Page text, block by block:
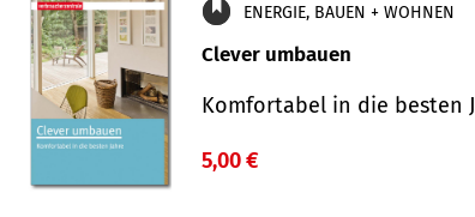
ENERGIE, BAUEN + WOHNEN
Clever umbauen
Komfortabel in die besten
5,00 €